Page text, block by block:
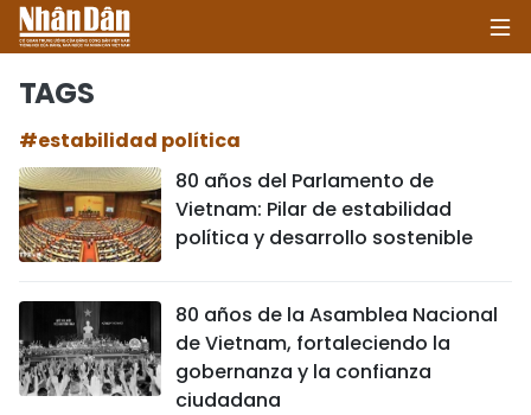
POLÍTICA
SOCIEDAD
SALUD - MEDIO AMBIENTE
TAGS
#estabilidad política
80 años del Parlamento de
Vietnam: Pilar de estabilidad
política y desarrollo sostenible
80 años de la Asamblea Nacional
de Vietnam, fortaleciendo la
gobernanza y la confianza
ciudadana